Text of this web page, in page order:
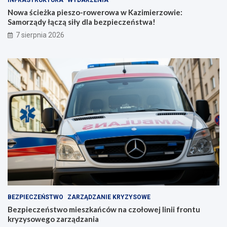
e
r
o
w
a
K
a
z
i
m
e
r
z
o
w
e
:
S
m
o
ń
c
ó
w
n
c
z
o
ł
o
w
e
l
i
n
i
f
r
n
t
Nowa ścieżka pieszo-rowerowa w Kazimierzowie:
Samorządy łączą siły dla bezpieczeństwa!
7 sierpnia 2026
BEZPIECZEŃSTWO ZARZĄDZANIE KRYZYSOWE
Bezpieczeństwo mieszkańców na czołowej linii frontu
kryzysowego zarządzania